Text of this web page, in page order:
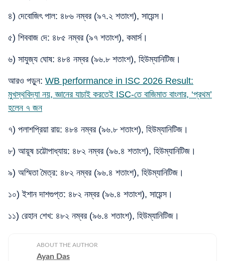
৪) দেবোজিৎ পাল: ৪৮৬ নম্বর (৯৭.২ শতাংশ), সায়েন্স।
৫) শিববাজ দে: ৪৮৫ নম্বর (৯৭ শতাংশ), কমার্স।
৬) সাযুজ্য ঘোষ: ৪৮৪ নম্বর (৯৬.৮ শতাংশ), হিউম্যানিটিজ।
আরও পড়ুন: WB performance in ISC 2026 Result:
মুখস্থবিদ্যা নয়, জ্ঞানের যাচাই করতেই ISC-তে বাজিমাত বাংলার, ‘প্রথম’
হলেন ৭ জন
৭) পলাশপ্রিয়া রায়: ৪৮৪ নম্বর (৯৬.৮ শতাংশ), হিউম্যানিটিজ।
৮) আয়ূষ চট্টোপাধ্যায়: ৪৮২ নম্বর (৯৬.৪ শতাংশ), হিউম্যানিটিজ।
৯) অস্মিতা মৈত্র: ৪৮২ নম্বর (৯৬.৪ শতাংশ), হিউম্যানিটিজ।
১০) ইশান দাশগুপ্ত: ৪৮২ নম্বর (৯৬.৪ শতাংশ), সায়েন্স।
১১) রেহান শেখ: ৪৮২ নম্বর (৯৬.৪ শতাংশ), হিউম্যানিটিজ।
ABOUT THE AUTHOR
Ayan Das